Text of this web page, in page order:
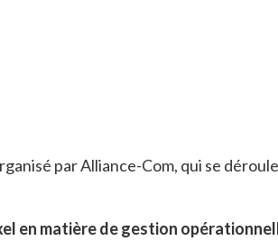
par Alliance-Com, qui se
en matière de gestion